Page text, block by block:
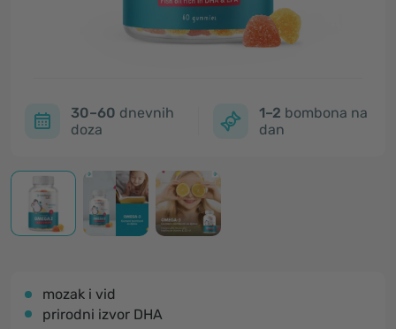
30–60 dnevnih
doza
1–2 bombona na
dan
mozak i vid
prirodni izvor DHA